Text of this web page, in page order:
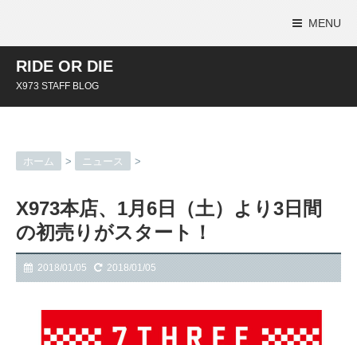
MENU
RIDE OR DIE
X973 STAFF BLOG
ホーム > ニュース >
X973本店、1月6日（土）より3日間
の初売りがスタート！
2018/01/05 2018/01/05